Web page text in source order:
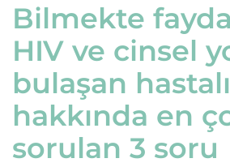
Bilmekte
HIV ve cinsel
bulaşan
hakkında en
sorulan 3 soru